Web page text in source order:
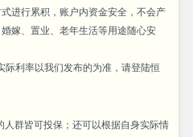
进行累积，账户内资金安全，不会产
嫁、置业、老年生活等用途随心安
际利率以我们发布的为准，请登陆恒
群皆可投保；还可以根据自身实际情